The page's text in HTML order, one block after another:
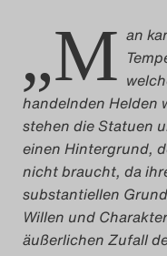
Das
Das
Das
„M an
handelnden Helden
stehen die Statuen
einen Hintergrund,
nicht braucht, da
substantiellen
Willen und
äußerlichen Zufall